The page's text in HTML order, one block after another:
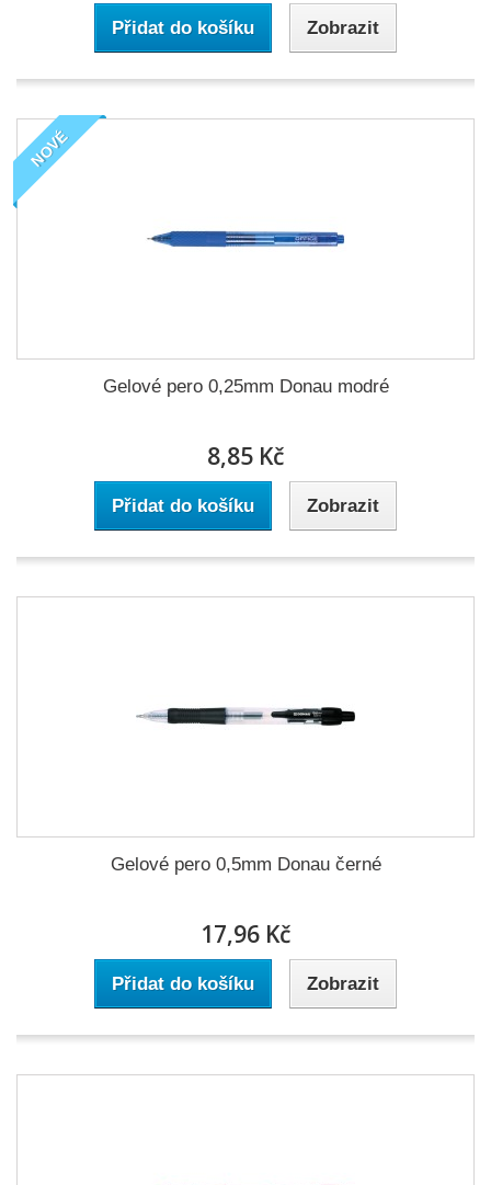
Přidat do košíku Zobrazit
NOVÉ
Gelové pero 0,25mm Donau modré
8,85 Kč
Přidat do košíku Zobrazit
Gelové pero 0,5mm Donau černé
17,96 Kč
Přidat do košíku Zobrazit